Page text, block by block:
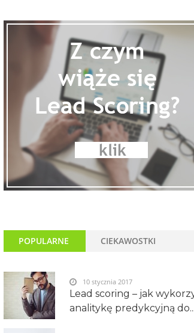
POPULARNE CIEKAWOSTKI
Lead scoring – jak
analitykę predykcyjną do...
10 stycznia 2017